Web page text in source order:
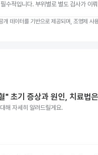
수적입니다. 부위별로 별도 검사가 이
데이터를 기반으로 제공되며, 조영제
" 초기 증상과 원인, 치료법
해 자세히 알려드릴게요.